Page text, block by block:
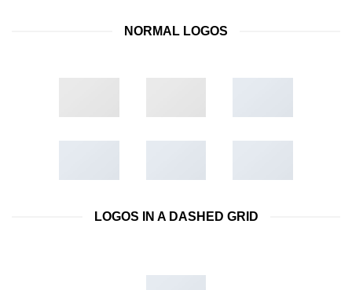
NORMAL LOGOS
LOGOS IN A DASHED GRID